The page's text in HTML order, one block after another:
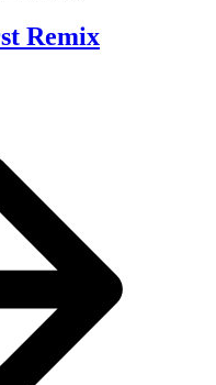
Remix